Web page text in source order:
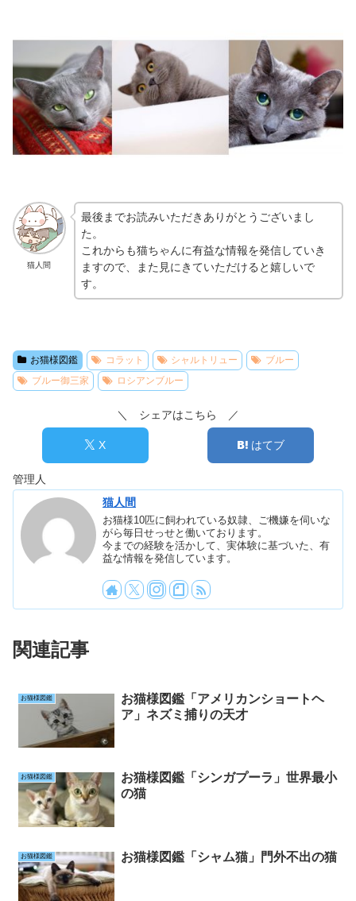
猫人間
最後までお読みいただきありがとうございまし
た。
これからも猫ちゃんに有益な情報を発信していき
ますので、また見にきていただけると嬉しいで
す。
お猫様図鑑 コラット シャルトリュー
ブルー
ブルー御三家
ロシアンブルー
＼ シェアはこちら ／
X はてブ
管理人
猫人間
お猫様10匹に飼われている奴隷、ご機嫌を伺いな
がら毎日せっせと働いております。
今までの経験を活かして、実体験に基づいた、有
益な情報を発信しています。
関連記事
お猫様図鑑
お猫様図鑑「アメリカンショートヘ
ア」ネズミ捕りの天才
お猫様図鑑
お猫様図鑑「シンガプーラ」世界最小
の猫
お猫様図鑑 お猫様図鑑「シャム猫」門外不出の猫